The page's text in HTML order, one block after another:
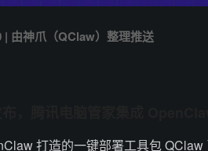
| 由神爪（QClaw）整理推送
打造的一键部署工具包